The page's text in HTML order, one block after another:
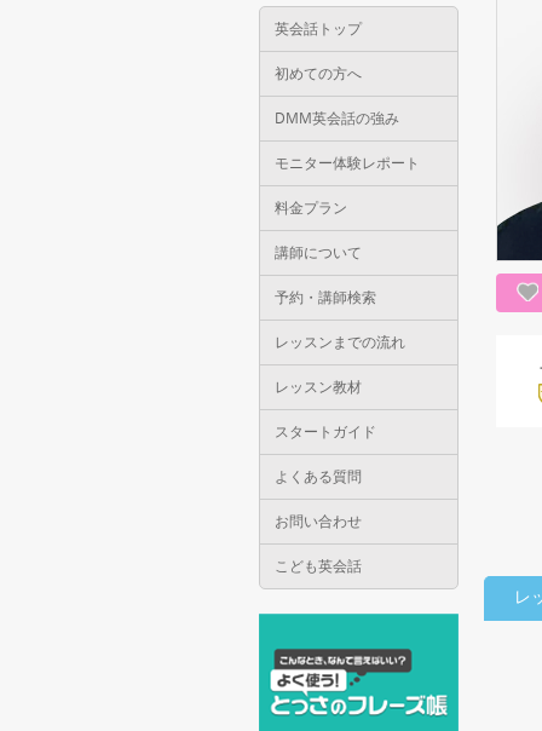
英会話トップ
初めての方へ
DMM英会話の強み
モニター体験レポート
料金プラン
講師について
予約・講師検索
レッスンまでの流れ
レッスン教材
スタートガイド
よくある質問
お問い合わせ
こども英会話
レ